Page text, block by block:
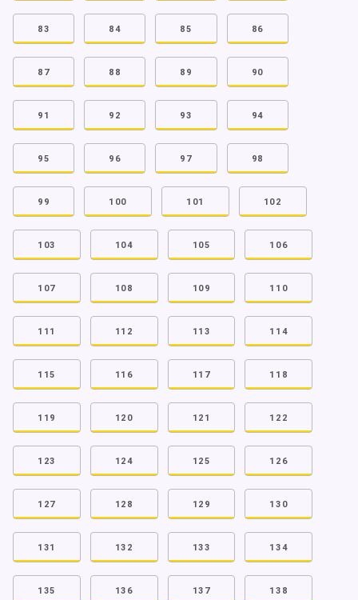
83 84 85 86
87 88 89 90
91 92 93 94
95 96 97 98
99 100 101 102
103 104 105 106
107 108 109 110
111 112 113 114
115 116 117 118
119 120 121 122
123 124 125 126
127 128 129 130
131 132 133 134
135 136 137 138